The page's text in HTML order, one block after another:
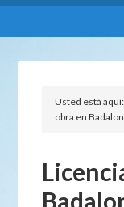
Usted está
obra en